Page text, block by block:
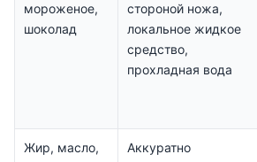
мороженое,
шоколад
стороной ножа,
локальное жидкое
средство,
прохладная вода
Жир, масло,
Аккуратно